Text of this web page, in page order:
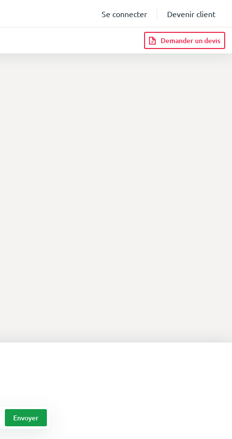
Se connecter Devenir client
Demander un devis